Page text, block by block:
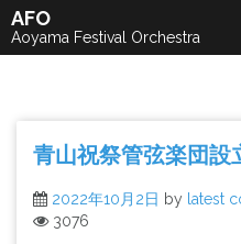
Skip
content
AFO
Aoyama Festival Orchestra
青山祝祭管弦楽団設
2022年10月2日 by latest
3076